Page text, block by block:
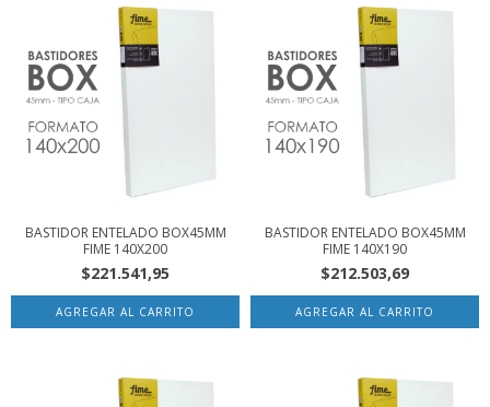
BASTIDOR ENTELADO BOX45MM
FIME 140X200
$221.541,95
BASTIDOR ENTELADO BOX45MM
FIME 140X190
$212.503,69